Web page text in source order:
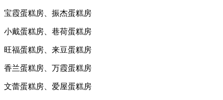
宝霞蛋糕房、振杰蛋糕房
小戴蛋糕房、巷荷蛋糕房
旺福蛋糕房、来豆蛋糕房
香兰蛋糕房、万霞蛋糕房
文蕾蛋糕房、爱屋蛋糕房